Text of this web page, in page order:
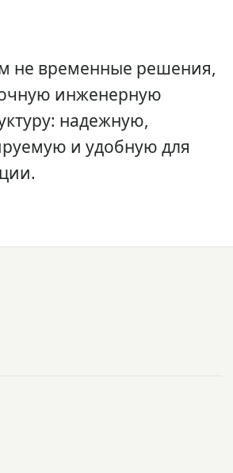
не временные решения,
инженерную
надежную,
и удобную для